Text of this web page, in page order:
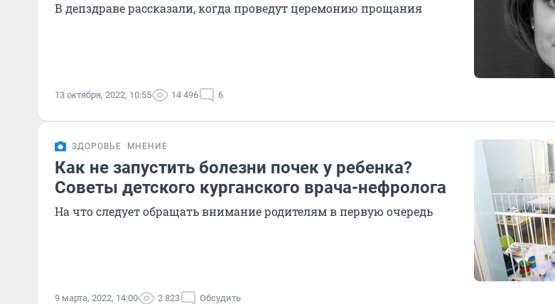
В депздраве рассказали, когда проведут церемонию прощания
13 октября, 2022, 10:55 14 496 6
ЗДОРОВЬЕ МНЕНИЕ
Как не запустить болезни почек у ребенка?
Советы детского курганского врача-нефролога
На что следует обращать внимание родителям в первую очередь
9 марта, 2022, 14:00 2 823 Обсудить